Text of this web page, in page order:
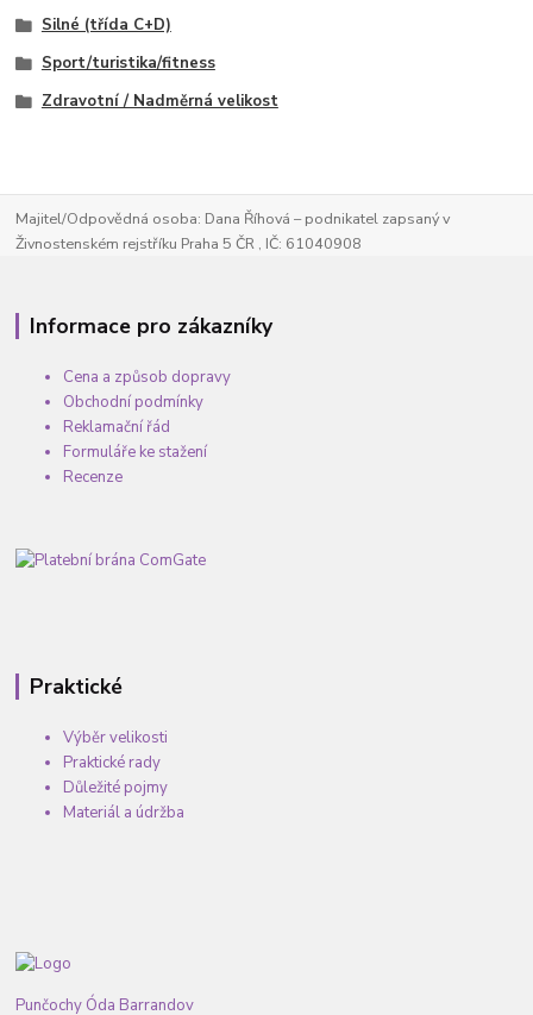
Silné (třída C+D)
Sport/turistika/fitness
Zdravotní / Nadměrná velikost
Majitel/Odpovědná osoba: Dana Říhová – podnikatel zapsaný v
Živnostenském rejstříku Praha 5 ČR , IČ: 61040908
Informace pro zákazníky
Cena a způsob dopravy
Obchodní podmínky
Reklamační řád
Formuláře ke stažení
Recenze
Praktické
Výběr velikosti
Praktické rady
Důležité pojmy
Materiál a údržba
Punčochy Óda Barrandov